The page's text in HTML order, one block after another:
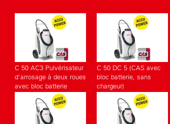
C 50 AC3 Pulvérisateur
d'arrosage à deux roues
avec bloc batterie
C 50 DC 5 (CAS avec
bloc batterie, sans
chargeur)